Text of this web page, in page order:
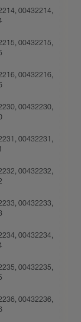
00432214,
00432215,
00432216,
00432230,
00432231,
00432232,
00432233,
00432234,
00432235,
00432236,